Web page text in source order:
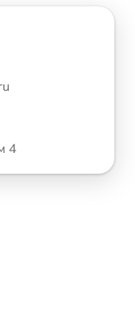
4